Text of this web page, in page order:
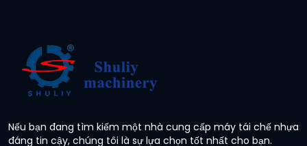
Nếu bạn đang tìm kiếm một nhà cung cấp máy tái chế nhựa
đáng tin cậy, chúng tôi là sự lựa chọn tốt nhất cho bạn.